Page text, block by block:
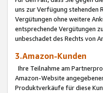
uns zur Verfügung stehenden
Vergütungen ohne weitere
entsprechende Vergütungen
unbeschadet des Rechts von
3.Amazon-Kunden
Ihre Teilnahme am
Amazon-Website
Produktverkäufe für diese